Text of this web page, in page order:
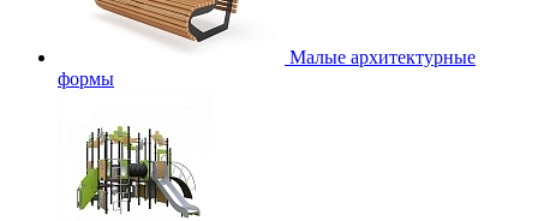
Малые архитектурные
формы